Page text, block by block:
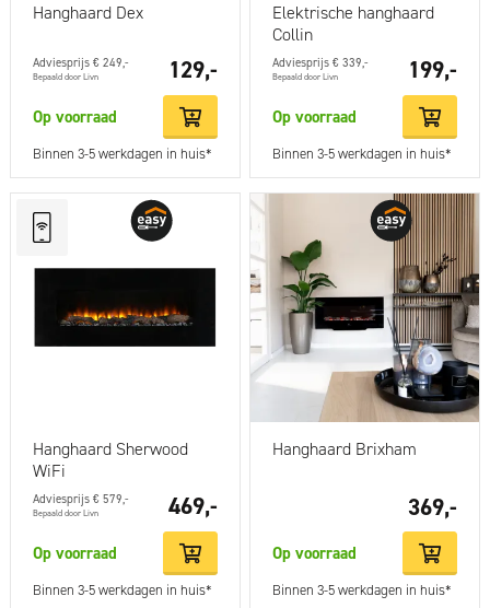
Hanghaard Dex
Adviesprijs € 249,-
Bepaald door Livn 129,-
Op voorraad
Binnen 3-5 werkdagen in huis*
Elektrische hanghaard
Collin
Adviesprijs € 339,-
Bepaald door Livn 199,-
Op voorraad
Binnen 3-5 werkdagen in huis*
Hanghaard Sherwood
WiFi
Adviesprijs € 579,-
Bepaald door Livn 469,-
Op voorraad
Binnen 3-5 werkdagen in huis*
Hanghaard Brixham
369,-
Op voorraad
Binnen 3-5 werkdagen in huis*